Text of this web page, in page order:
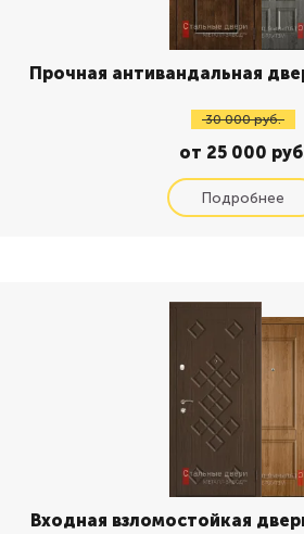
Прочная антивандальная
30 000 руб.
от 25 000
Входная взломостойкая